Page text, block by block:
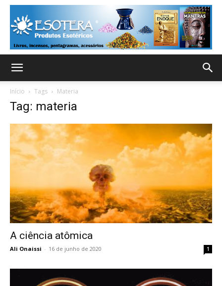
Início Tags Materia
Tag: materia
A ciência atômica
Ali Onaissi - 16 de junho de 2020 1